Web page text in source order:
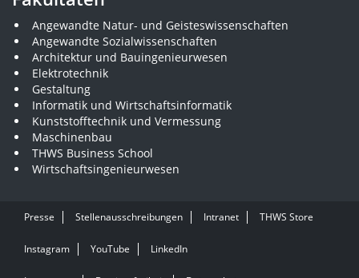
Angewandte Natur- und Geisteswissenschaften
Angewandte Sozialwissenschaften
Architektur und Bauingenieurwesen
Elektrotechnik
Gestaltung
Informatik und Wirtschaftsinformatik
Kunststofftechnik und Vermessung
Maschinenbau
THWS Business School
Wirtschaftsingenieurwesen
Presse Stellenausschreibungen Intranet THWS Store
Instagram YouTube LinkedIn